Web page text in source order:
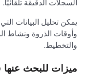
السجلات الدقيقة تلقائيًا.
يمكن تحليل البيانات
وأوقات الذروة ونشاط
والتخطيط.
ميزات للبحث